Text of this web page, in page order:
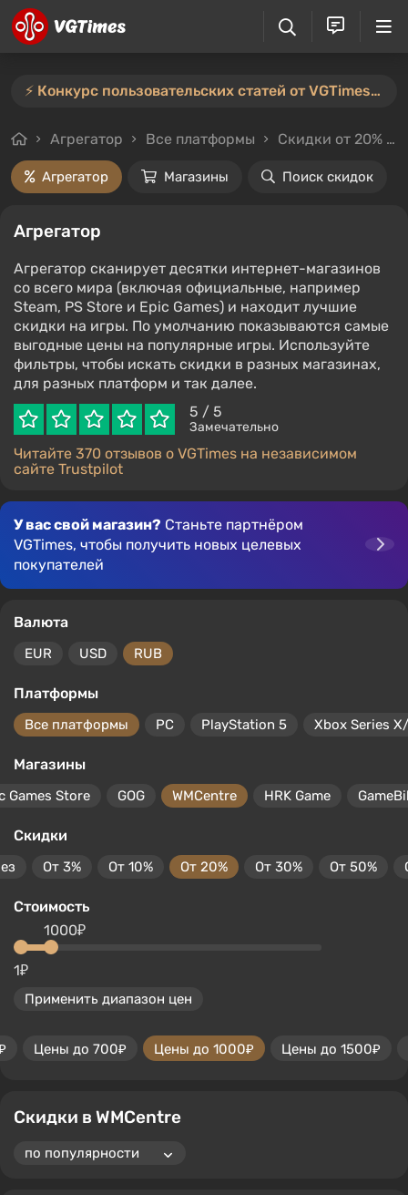
⚡️ Конкурс пользовательских статей от VGTimes продлён — участвуйте тут ⚡️
Агрегатор Все платформы Скидки от 20%
Агрегатор Магазины Поиск скидок
Агрегатор
Агрегатор сканирует десятки интернет-магазинов
со всего мира (включая официальные, например
Steam, PS Store и Epic Games) и находит лучшие
скидки на игры. По умолчанию показываются самые
выгодные цены на популярные игры. Используйте
фильтры, чтобы искать скидки в разных магазинах,
для разных платформ и так далее.
5 / 5
Замечательно
Читайте 370 отзывов о VGTimes на независимом
сайте Trustpilot
У вас свой магазин? Станьте партнёром
VGTimes, чтобы получить новых целевых
покупателей
Валюта
EUR USD RUB
Платформы
Все платформы PC PlayStation 5 Xbox Series
Магазины
Games Store GOG WMCentre HRK Game
Скидки
От 3% От 10% От 20% От 30% От 50%
Стоимость
1₽
1000₽
Применить диапазон цен
Цены до 700₽ Цены до 1000₽ Цены до 1500₽
Скидки в WMCentre